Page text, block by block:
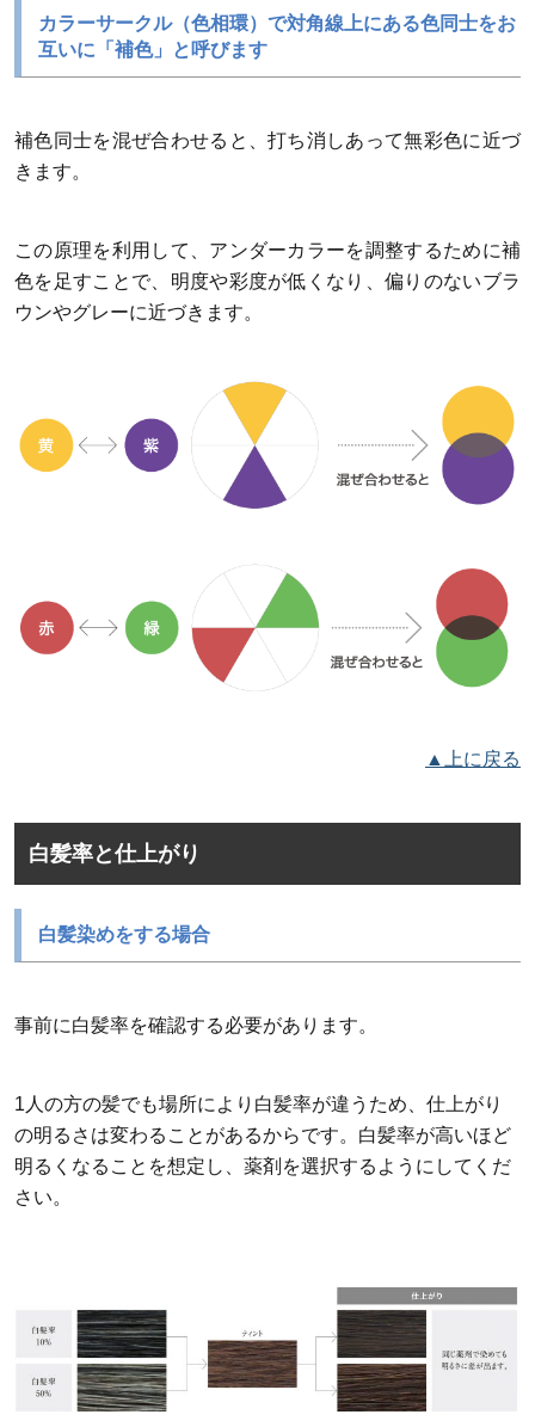
カラーサークル（色相環）で対角線上にある色同士をお
互いに「補色」と呼びます
補色同士を混ぜ合わせると、打ち消しあって無彩色に近づ
きます。
この原理を利用して、アンダーカラーを調整するために補
色を足すことで、明度や彩度が低くなり、偏りのないブラ
ウンやグレーに近づきます。
▲上に戻る
白髪率と仕上がり
白髪染めをする場合
事前に白髪率を確認する必要があります。
1人の方の髪でも場所により白髪率が違うため、仕上がり
の明るさは変わることがあるからです。白髪率が高いほど
明るくなることを想定し、薬剤を選択するようにしてくだ
さい。